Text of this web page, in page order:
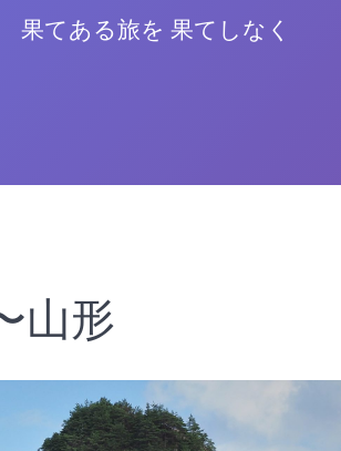
果てある旅を 果てしなく
山形